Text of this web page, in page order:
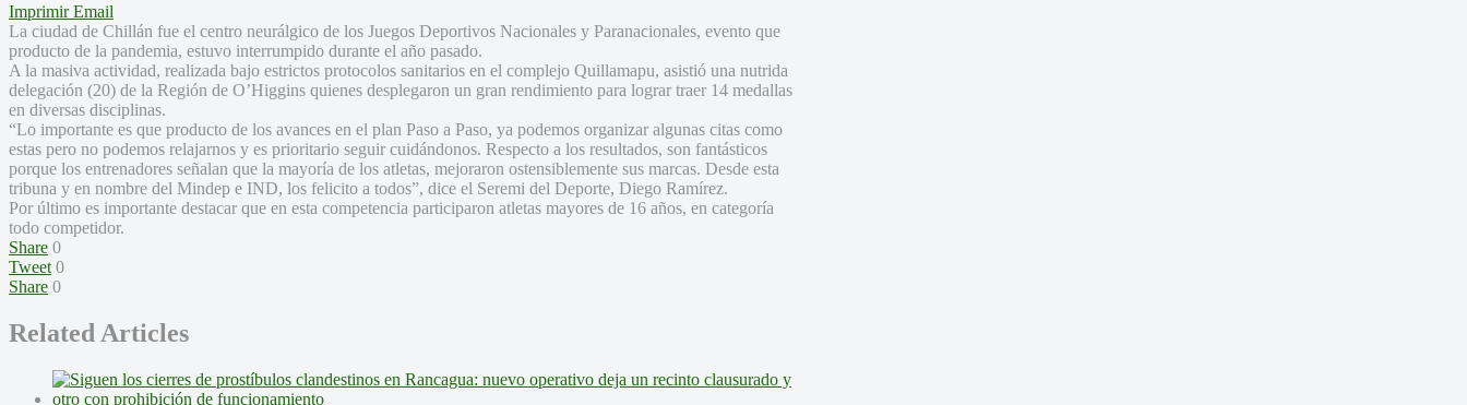
Imprimir Email
La ciudad de Chillán fue el centro neurálgico de los Juegos Deportivos Nacionales y Paranacionales, evento que
producto de la pandemia, estuvo interrumpido durante el año pasado.
A la masiva actividad, realizada bajo estrictos protocolos sanitarios en el complejo Quillamapu, asistió una nutrida
delegación (20) de la Región de O’Higgins quienes desplegaron un gran rendimiento para lograr traer 14 medallas
en diversas disciplinas.
“Lo importante es que producto de los avances en el plan Paso a Paso, ya podemos organizar algunas citas como
estas pero no podemos relajarnos y es prioritario seguir cuidándonos. Respecto a los resultados, son fantásticos
porque los entrenadores señalan que la mayoría de los atletas, mejoraron ostensiblemente sus marcas. Desde esta
tribuna y en nombre del Mindep e IND, los felicito a todos”, dice el Seremi del Deporte, Diego Ramírez.
Por último es importante destacar que en esta competencia participaron atletas mayores de 16 años, en categoría
todo competidor.
Share 0
Tweet 0
Share 0
Related Articles